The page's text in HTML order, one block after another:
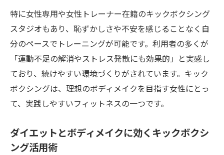
キックボクシング初心者が恥ずかしさを克
服する方法
初心者ならではのキックボクシング体験記
キックボクシング初心者が感じた不安と安
心できた理由
女性が体験したキックボクシングの効果と
キックボクシング初体験で恥ずかしさを乗
り越えるコツ
特に女性専用や女性トレーナー在籍のキックボクシング
スタジオもあり、恥ずかしさや不安を感じることなく自
分のペースでトレーニングが可能です。利用者の多くが
「運動不足の解消やストレス発散にも効果的」と実感し
ており、続けやすい環境づくりがされています。キック
ボクシングは、理想のボディメイクを目指す女性にとっ
て、実践しやすいフィットネスの一つです。
ダイエットとボディメイクに効くキックボクシ
ング活用術